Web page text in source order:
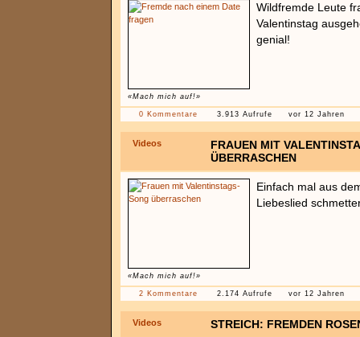
«Mach mich auf!»
Wildfremde Leute
Valentinstag
genial!
0 Kommentare 3.913 Aufrufe vor 12 Jahren
Videos
FRAUEN MIT
ÜBERRASCHEN
«Mach mich auf!»
Einfach mal aus
Liebeslied
2 Kommentare 2.174 Aufrufe vor 12 Jahren
Videos STREICH: FREMDEN